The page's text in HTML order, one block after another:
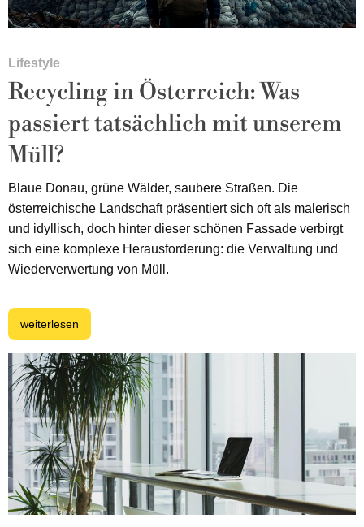
Lifestyle
Recycling in Österreich: Was
passiert tatsächlich mit unserem
Müll?
Blaue Donau, grüne Wälder, saubere Straßen. Die
österreichische Landschaft präsentiert sich oft als malerisch
und idyllisch, doch hinter dieser schönen Fassade verbirgt
sich eine komplexe Herausforderung: die Verwaltung und
Wiederverwertung von Müll.
weiterlesen